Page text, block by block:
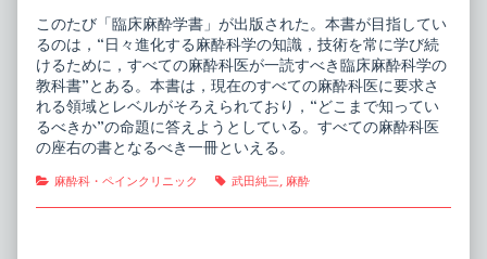
このたび「臨床麻酔学書」が出版された。本書が目指してい
るのは，“日々進化する麻酔科学の知識，技術を常に学び続
けるために，すべての麻酔科医が一読すべき臨床麻酔科学の
教科書”とある。本書は，現在のすべての麻酔科医に要求さ
れる領域とレベルがそろえられており，“どこまで知ってい
るべきか”の命題に答えようとしている。すべての麻酔科医
の座右の書となるべき一冊といえる。
Categories
麻酔科・ペインクリニック Tags
武田純三, 麻酔